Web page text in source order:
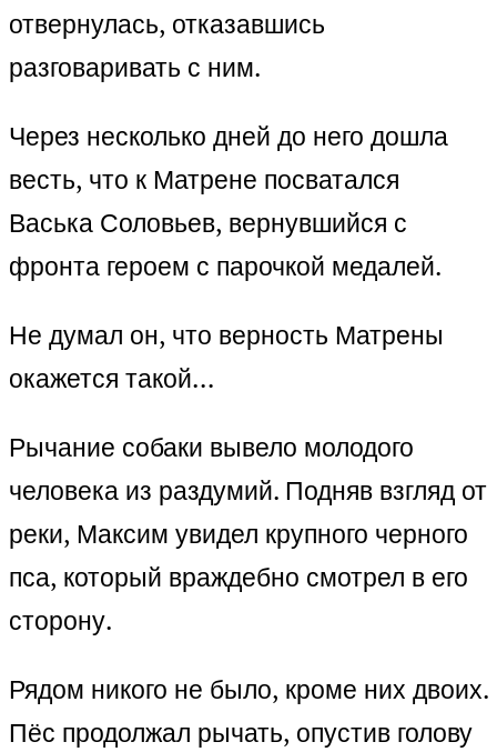
отвернулась, отказавшись
разговаривать с ним.
Через несколько дней до него дошла
весть, что к Матрене посватался
Васька Соловьев, вернувшийся с
фронта героем с парочкой медалей.
Не думал он, что верность Матрены
окажется такой…
Рычание собаки вывело молодого
человека из раздумий. Подняв взгляд от
реки, Максим увидел крупного черного
пса, который враждебно смотрел в его
сторону.
Рядом никого не было, кроме них двоих.
Пёс продолжал рычать, опустив голову